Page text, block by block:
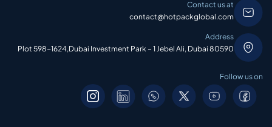
Contact us at
contact@hotpackglobal.com
Address
Plot 598-1624,Dubai Investment Park – 1 Jebel Ali, Dubai 80590
Follow us on